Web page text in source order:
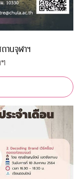
านจุฬาฯ